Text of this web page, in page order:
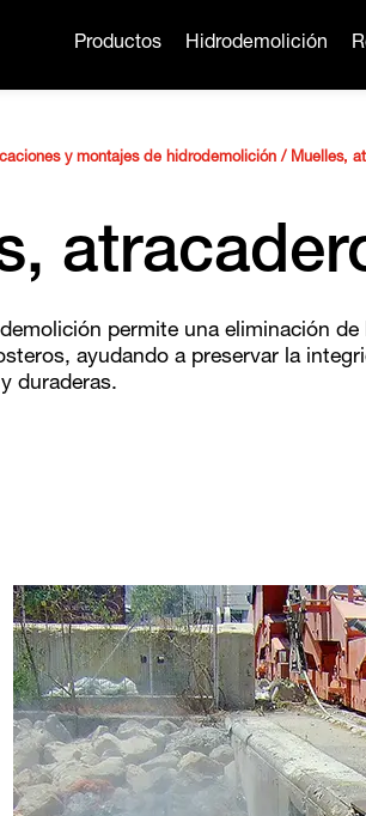
Productos Hidrodemolición
y montajes de hidrodemolición / Muelles,
permite una eliminación
ayudando a preservar la
duraderas.